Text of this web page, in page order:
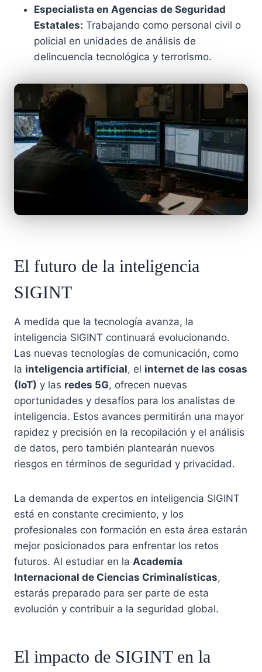
Especialista en Agencias de Seguridad
Estatales: Trabajando como personal civil o
policial en unidades de análisis de
delincuencia tecnológica y terrorismo.
El futuro de la inteligencia
SIGINT
A medida que la tecnología avanza, la
inteligencia SIGINT continuará evolucionando.
Las nuevas tecnologías de comunicación, como
la inteligencia artificial, el internet de las cosas
(IoT) y las redes 5G, ofrecen nuevas
oportunidades y desafíos para los analistas de
inteligencia. Estos avances permitirán una mayor
rapidez y precisión en la recopilación y el análisis
de datos, pero también plantearán nuevos
riesgos en términos de seguridad y privacidad.
La demanda de expertos en inteligencia SIGINT
está en constante crecimiento, y los
profesionales con formación en esta área estarán
mejor posicionados para enfrentar los retos
futuros. Al estudiar en la Academia
Internacional de Ciencias Criminalísticas,
estarás preparado para ser parte de esta
evolución y contribuir a la seguridad global.
El impacto de SIGINT en la